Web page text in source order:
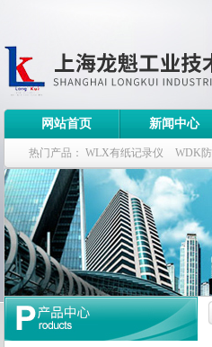
网站首页 新闻中心
热门产品： WLX有纸记录仪 WDK
WDK流量定量控制柜 WB-2100定量